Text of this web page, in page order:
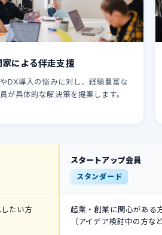
家による伴走支援
DX導入の悩みに対し、経験豊富な
が具体的な解決策を提案します。
スタートアップ会員
スタンダード
たい方
起業・創業に関心がある
（アイデア検討中の方など